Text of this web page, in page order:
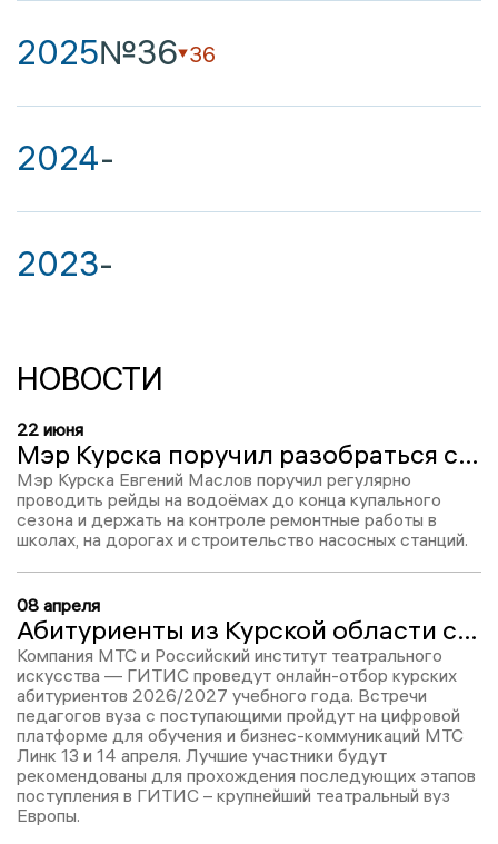
2025№36 36
2024-
2023-
НОВОСТИ
22 июня
Мэр Курска поручил разобраться с «несостоявшимися» торгами на насосной станции
Мэр Курска Евгений Маслов поручил регулярно
проводить рейды на водоёмах до конца купального
сезона и держать на контроле ремонтные работы в
школах, на дорогах и строительство насосных станций.
08 апреля
Абитуриенты из Курской области смогут пройти онлайн-отбор в ГИТИС
Компания МТС и Российский институт театрального
искусства — ГИТИС проведут онлайн-отбор курских
абитуриентов 2026/2027 учебного года. Встречи
педагогов вуза с поступающими пройдут на цифровой
платформе для обучения и бизнес-коммуникаций МТС
Линк 13 и 14 апреля. Лучшие участники будут
рекомендованы для прохождения последующих этапов
поступления в ГИТИС – крупнейший театральный вуз
Европы.